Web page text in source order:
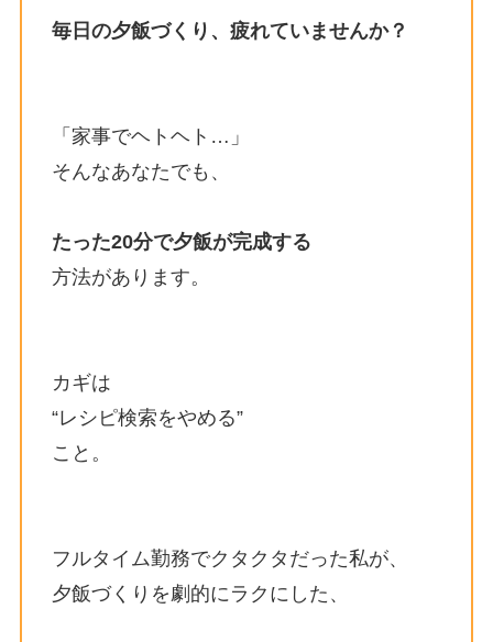
毎日の夕飯づくり、疲れていませんか？
「家事でヘトヘト…」
そんなあなたでも、
たった20分で夕飯が完成する
方法があります。
カギは
“レシピ検索をやめる”
こと。
フルタイム勤務でクタクタだった私が、
夕飯づくりを劇的にラクにした、